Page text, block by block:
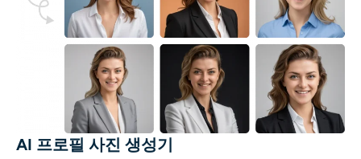
AI 프로필 사진 생성기